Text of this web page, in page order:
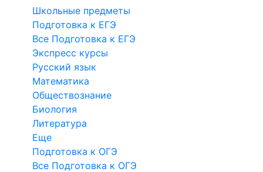
Школьные предметы
Подготовка к ЕГЭ
Все Подготовка к ЕГЭ
Экспресс курсы
Русский язык
Математика
Обществознание
Биология
Литература
Еще
Подготовка к ОГЭ
Все Подготовка к ОГЭ